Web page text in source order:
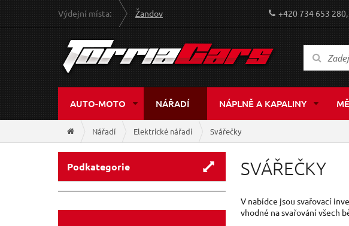
Výdejní místa: Žandov +420 734 653 280,
AUTO-MOTO NÁŘADÍ NÁPLNĚ A KAPALINY
Nářadí Elektrické nářadí Svářečky
Podkategorie SVÁŘEČKY
V nabídce jsou svařovací
vhodné na svařování všech